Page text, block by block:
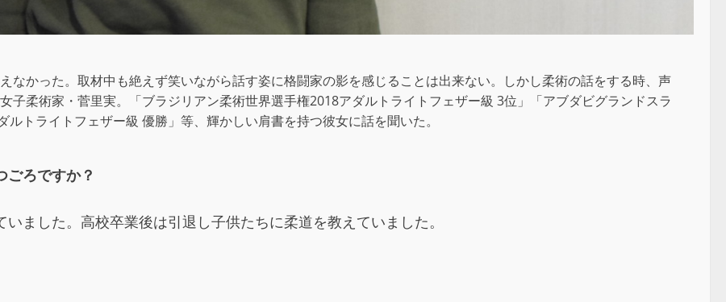
なかった。取材中も絶えず笑いながら話す姿に格闘家の影を感じることは出来ない。しかし柔術の話をする時、声
子柔術家・菅里実。「ブラジリアン柔術世界選手権2018アダルトライトフェザー級 3位」「アブダビグランドスラ
トライトフェザー級 優勝」等、輝かしい肩書を持つ彼女に話を聞いた。
ろですか？
ました。高校卒業後は引退し子供たちに柔道を教えていました。